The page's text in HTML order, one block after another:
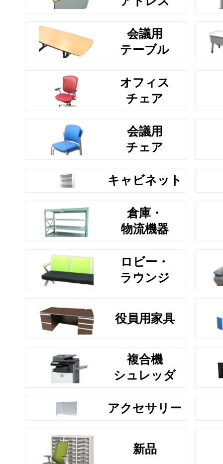
会議用
テーブル
オフィス
チェア
会議用
チェア
キャビネット
倉庫・
物流機器
ロビー・
ラウンジ
役員用家具
複合機
シュレッダ
アクセサリー
新品